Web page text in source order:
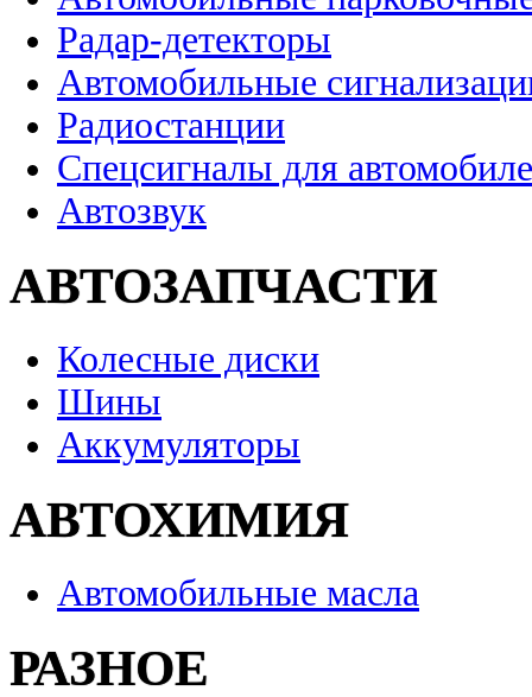
Радар-детекторы
Автомобильные
Радиостанции
Спецсигналы для
Автозвук
АВТОЗАПЧАСТИ
Колесные диски
Шины
Аккумуляторы
АВТОХИМИЯ
Автомобильные масла
РАЗНОЕ